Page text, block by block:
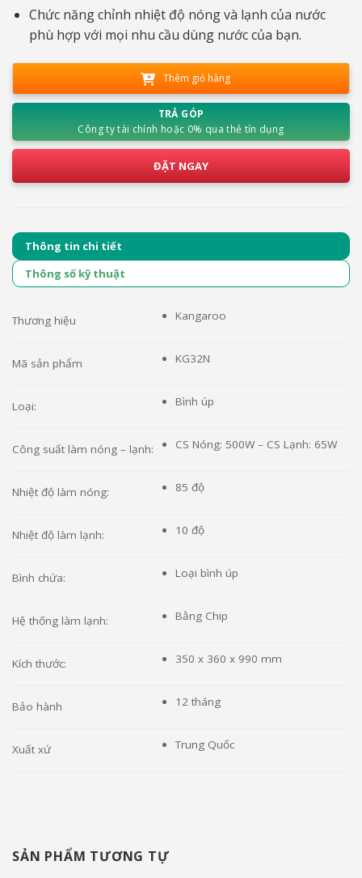
Chức năng chỉnh nhiệt độ nóng và lạnh của nước
phù hợp với mọi nhu cầu dùng nước của bạn.
Thêm giỏ hàng
TRẢ GÓP
Công ty tài chính hoặc 0% qua thẻ tín dụng
ĐẶT NGAY
Thông tin chi tiết
Thông số kỹ thuật
Thương hiệu Kangaroo
Mã sản phẩm KG32N
Loại: Bình úp
Công suất làm nóng – lạnh: CS Nóng: 500W – CS Lạnh: 65W
Nhiệt độ làm nóng: 85 độ
Nhiệt độ làm lạnh: 10 độ
Bình chứa: Loại bình úp
Hệ thống làm lạnh: Bằng Chip
Kích thước: 350 x 360 x 990 mm
Bảo hành 12 tháng
Xuất xứ Trung Quốc
SẢN PHẨM TƯƠNG TỰ